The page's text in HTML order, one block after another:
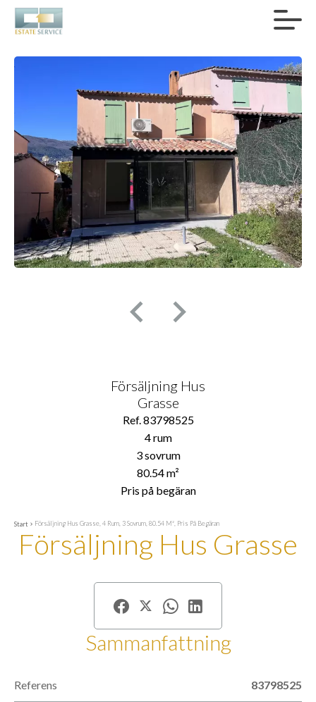
Försäljning Hus
Grasse
Ref. 83798525
4 rum
3 sovrum
80.54 m²
Pris på begäran
Start Försäljning Hus Grasse, 4 Rum, 3 Sovrum, 80.54 M², Pris På Begäran
Försäljning Hus Grasse
Sammanfattning
Referens 83798525